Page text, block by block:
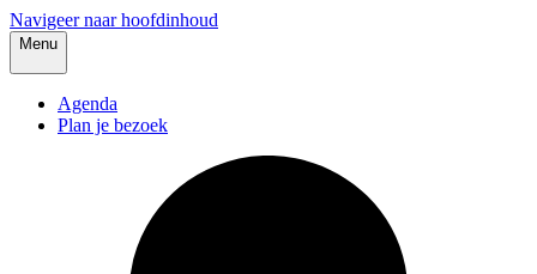
Navigeer naar hoofdinhoud
Menu
Agenda
Plan je bezoek